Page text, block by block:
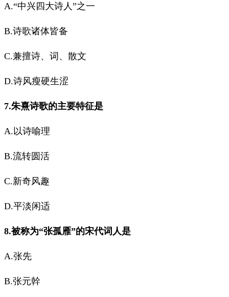
A.“中兴四大诗人”之一
B.诗歌诸体皆备
C.兼擅诗、词、散文
D.诗风瘦硬生涩
7.朱熹诗歌的主要特征是
A.以诗喻理
B.流转圆活
C.新奇风趣
D.平淡闲适
8.被称为“张孤雁”的宋代词人是
A.张先
B.张元幹